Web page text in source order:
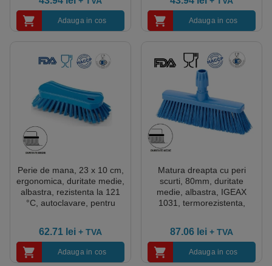
Adauga in cos Adauga in cos
Perie de mana, 23 x 10 cm,
ergonomica, duritate medie,
albastra, rezistenta la 121
°C, autoclavare, pentru
62.71 lei + TVA
Adauga in cos
Matura dreapta cu peri
scurti, 80mm, duritate
medie, albastra, IGEAX
1031, termorezistenta,
certificata HACCP, FDA
87.06 lei + TVA
Adauga in cos